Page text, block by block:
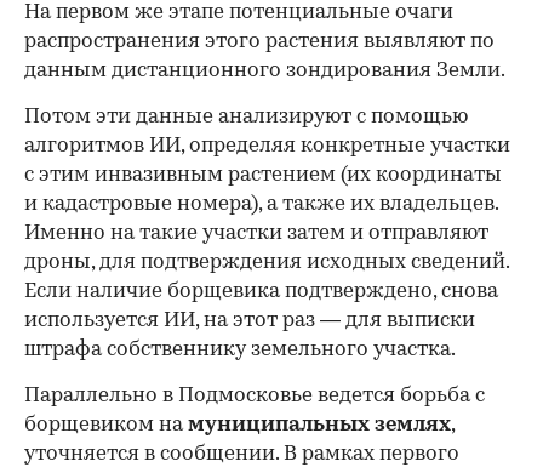
На первом же этапе потенциальные очаги
распространения этого растения выявляют по
данным дистанционного зондирования Земли.
Потом эти данные анализируют с помощью
алгоритмов ИИ, определяя конкретные участки
с этим инвазивным растением (их координаты
и кадастровые номера), а также их владельцев.
Именно на такие участки затем и отправляют
дроны, для подтверждения исходных сведений.
Если наличие борщевика подтверждено, снова
используется ИИ, на этот раз — для выписки
штрафа собственнику земельного участка.
Параллельно в Подмосковье ведется борьба с
борщевиком намуниципальных землях,
уточняется в сообщении. В рамках первого